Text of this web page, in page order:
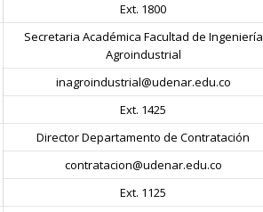
Ext. 1800
Secretaria Académica Facultad de Ingeniería
Agroindustrial
inagroindustrial@udenar.edu.co
Ext. 1425
Director Departamento de Contratación
contratacion@udenar.edu.co
Ext. 1125